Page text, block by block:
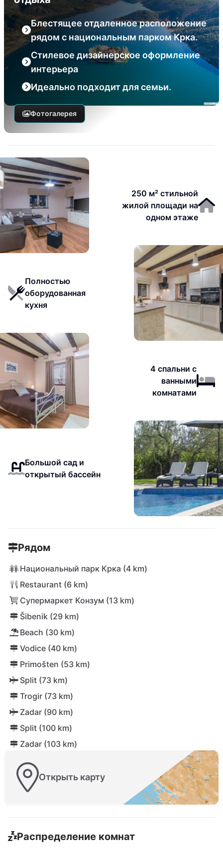
Блестящее отдаленное расположение
рядом с национальным парком Крка.
Стилевое дизайнерское оформление
интерьера
Идеально подходит для семьи.
Фотогалерея
250 м² стильной
жилой площади на
одном этаже
Полностью
оборудованная
кухня
4 спальни с
ванными
комнатами
Большой сад и
открытый бассейн
Рядом
Национальный парк Крка (4 km)
Restaurant (6 km)
Супермаркет Конзум (13 km)
Šibenik (29 km)
Beach (30 km)
Vodice (40 km)
Primošten (53 km)
Split (73 km)
Trogir (73 km)
Zadar (90 km)
Split (100 km)
Zadar (103 km)
Открыть карту
Распределение комнат